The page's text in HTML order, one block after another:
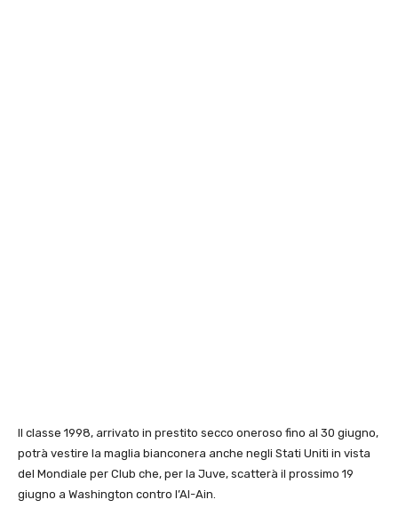
Il classe 1998, arrivato in prestito secco oneroso fino al 30 giugno,
potrà vestire la maglia bianconera anche negli Stati Uniti in vista
del Mondiale per Club che, per la Juve, scatterà il prossimo 19
giugno a Washington contro l’Al-Ain.